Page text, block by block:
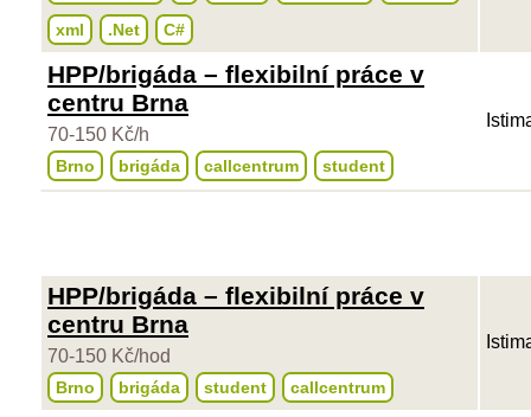
xml .Net C#
HPP/brigáda – flexibilní práce v
centru Brna
70-150 Kč/h
Brno brigáda callcentrum student
HPP/brigáda – flexibilní práce v
centru Brna
70-150 Kč/hod
Brno brigáda student callcentrum